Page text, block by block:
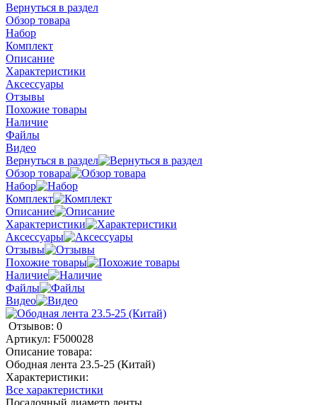
Вернуться в раздел
Обзор товара
Набор
Комплект
Описание
Характеристики
Аксессуары
Отзывы
Похожие товары
Наличие
Файлы
Видео
Вернуться в раздел
Обзор товара
Набор
Комплект
Описание
Характеристики
Аксессуары
Отзывы
Похожие товары
Наличие
Файлы
Видео
Отзывов: 0
Артикул: F500028
Описание товара:
Ободная лента 23.5-25 (Китай)
Характеристики:
Все характеристики
Посадочный диаметр ленты